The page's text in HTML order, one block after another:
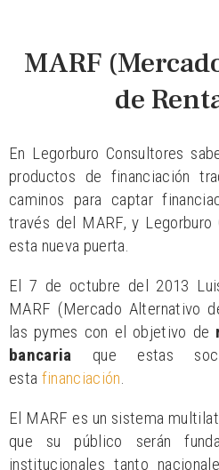
MARF
de
En Legorburo Consultores
productos de financiación
caminos para captar
través del MARF, y Legorburo
esta nueva puerta.
El 7 de octubre del 2013
MARF (Mercado Alternativo
las pymes con el objetivo de
bancaria que estas
esta financiación.
El MARF es un sistema
que su público serán
institucionales tanto